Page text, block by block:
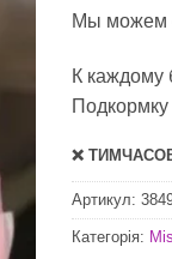
Мы можем
К каждому
Подкормку
❌
Артикул:
Категорія: